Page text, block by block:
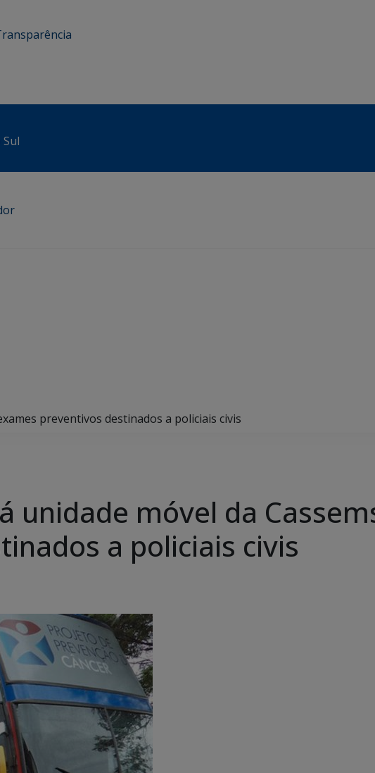
preventivos destinados a policiais civis
unidade móvel da
a policiais civis